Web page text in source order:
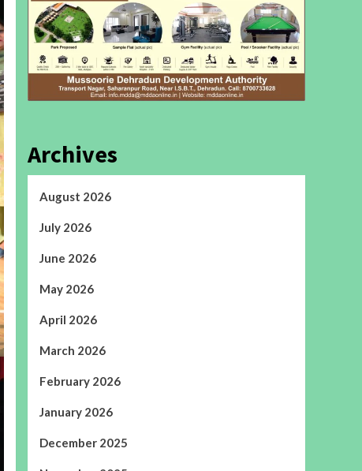
Archives
August 2026
July 2026
June 2026
May 2026
April 2026
March 2026
February 2026
January 2026
December 2025